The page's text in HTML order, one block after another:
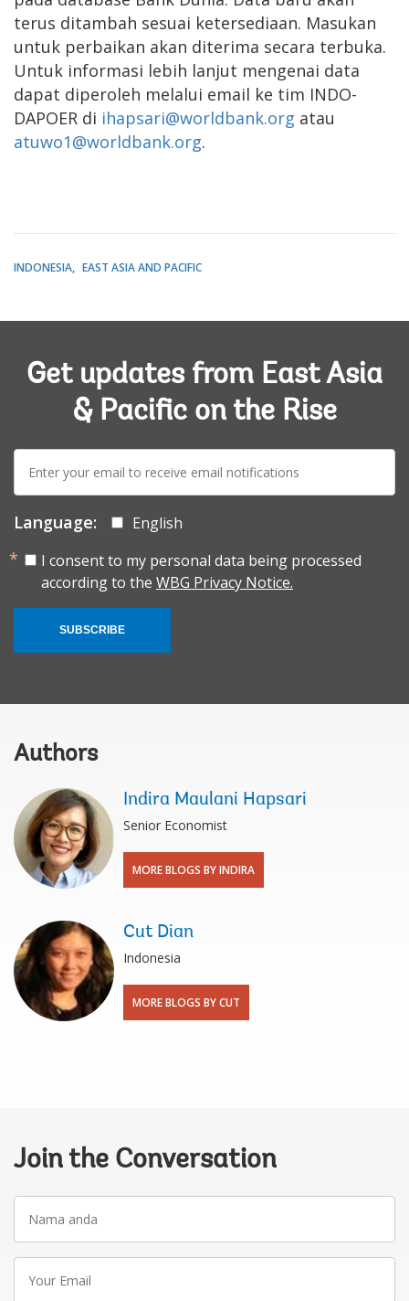
terus ditambah sesuai ketersediaan. Masukan
untuk perbaikan akan diterima secara terbuka.
Untuk informasi lebih lanjut mengenai data
dapat diperoleh melalui email ke tim INDO-
DAPOER di ihapsari@worldbank.org atau
atuwo1@worldbank.org.
INDONESIA EAST ASIA AND PACIFIC
Get updates from East Asia
& Pacific on the Rise
E-
mail:
Language:
English
I consent to my personal data being processed
according to the WBG Privacy Notice.
SUBSCRIBE
Authors
Indira Maulani Hapsari
Senior Economist
MORE BLOGS BY INDIRA
Cut Dian
Indonesia
MORE BLOGS BY CUT
Join the Conversation
Nama
anda
Your
Email